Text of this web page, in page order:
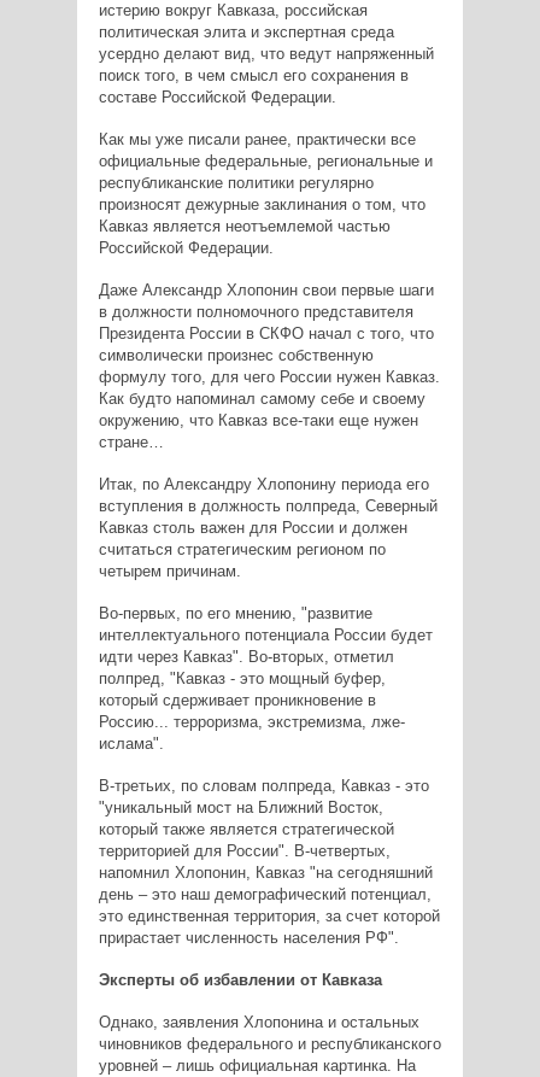
истерию вокруг Кавказа, российская
политическая элита и экспертная среда
усердно делают вид, что ведут напряженный
поиск того, в чем смысл его сохранения в
составе Российской Федерации.
Как мы уже писали ранее, практически все
официальные федеральные, региональные и
республиканские политики регулярно
произносят дежурные заклинания о том, что
Кавказ является неотъемлемой частью
Российской Федерации.
Даже Александр Хлопонин свои первые шаги
в должности полномочного представителя
Президента России в СКФО начал с того, что
символически произнес собственную
формулу того, для чего России нужен Кавказ.
Как будто напоминал самому себе и своему
окружению, что Кавказ все-таки еще нужен
стране…
Итак, по Александру Хлопонину периода его
вступления в должность полпреда, Северный
Кавказ столь важен для России и должен
считаться стратегическим регионом по
четырем причинам.
Во-первых, по его мнению, "развитие
интеллектуального потенциала России будет
идти через Кавказ". Во-вторых, отметил
полпред, "Кавказ - это мощный буфер,
который сдерживает проникновение в
Россию... терроризма, экстремизма, лже-
ислама".
В-третьих, по словам полпреда, Кавказ - это
"уникальный мост на Ближний Восток,
который также является стратегической
территорией для России". В-четвертых,
напомнил Хлопонин, Кавказ "на сегодняшний
день – это наш демографический потенциал,
это единственная территория, за счет которой
прирастает численность населения РФ".
Эксперты об избавлении от Кавказа
Однако, заявления Хлопонина и остальных
чиновников федерального и республиканского
уровней – лишь официальная картинка. На